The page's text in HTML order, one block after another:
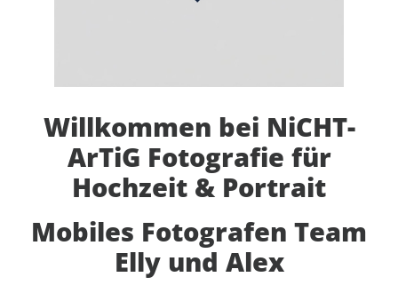
Willkommen bei NiCHT-
ArTiG Fotografie für
Hochzeit & Portrait
Mobiles Fotografen Team
Elly und Alex